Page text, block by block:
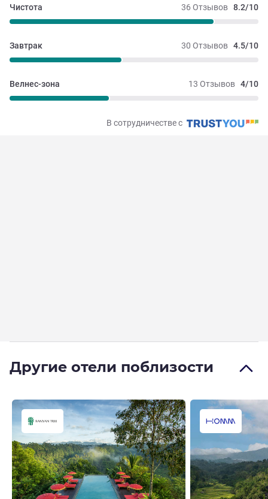
36 Отзывов 8.2/10
Чистота
30 Отзывов 4.5/10
Завтрак
13 Отзывов 4/10
Велнес-зона
В сотрудничестве с
Другие отели поблизости